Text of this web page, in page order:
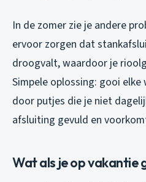
In de zomer zie je andere
ervoor zorgen dat
droogvalt, waardoor je
Simpele oplossing: gooi
door putjes die je niet
afsluiting gevuld en
Wat als je op vakantie